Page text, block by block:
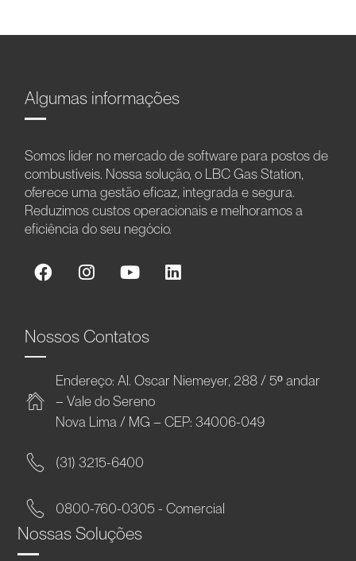
Algumas informações
Somos líder no mercado de software para postos de
combustíveis. Nossa solução, o LBC Gas Station,
oferece uma gestão eficaz, integrada e segura.
Reduzimos custos operacionais e melhoramos a
eficiência do seu negócio.
Nossos Contatos
Endereço: Al. Oscar Niemeyer, 288 / 5º andar
– Vale do Sereno
Nova Lima / MG – CEP: 34006-049
(31) 3215-6400
0800-760-0305 - Comercial
Nossas Soluções